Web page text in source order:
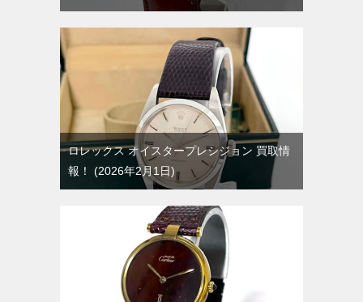
ロレックス オイスタープレシジョン 買取情
報！
2026年2月1日